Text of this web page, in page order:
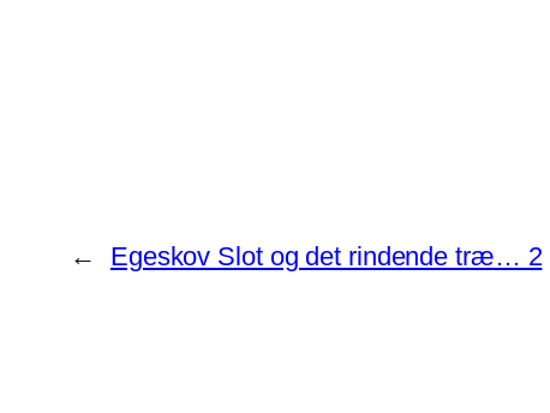
← Egeskov Slot og det rindende træ… 2